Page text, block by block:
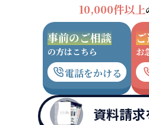
10,000件以上
事前のご相談
の方はこちら
電話をかける
お
資料請求